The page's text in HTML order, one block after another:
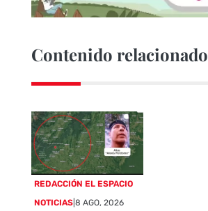
Contenido relacionado
REDACCIÓN EL ESPACIO
NOTICIAS |8 AGO, 2026